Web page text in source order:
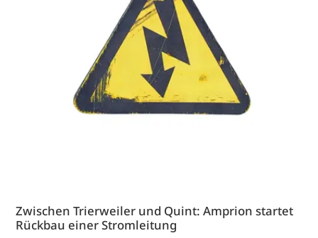
Zwischen Trierweiler und Quint: Amprion startet
Rückbau einer Stromleitung